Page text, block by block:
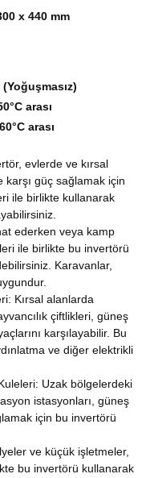
x 440 mm
arası
arası
evlerde ve kırsal
güç sağlamak için
ile birlikte kullanarak
ederken veya kamp
ile birlikte bu invertörü
Karavanlar,
: Kırsal alanlarda
çiftlikleri, güneş
karşılayabilir. Bu
ve diğer elektrikli
: Uzak bölgelerdeki
istasyonları, güneş
için bu invertörü
ve küçük işletmeler,
bu invertörü kullanarak